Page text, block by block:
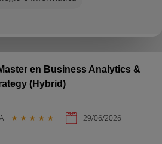
en Business Analytics &
(Hybrid)
★ ★ ★ ★ ★ 29/06/2026